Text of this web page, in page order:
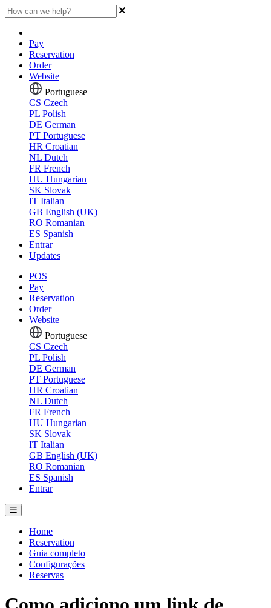
Pay
Reservation
Order
Website
Portuguese
CS Czech
PL Polish
DE German
PT Portuguese
HR Croatian
NL Dutch
FR French
HU Hungarian
SK Slovak
IT Italian
GB English (UK)
RO Romanian
ES Spanish
Entrar
Updates
POS
Pay
Reservation
Order
Website
Portuguese
CS Czech
PL Polish
DE German
PT Portuguese
HR Croatian
NL Dutch
FR French
HU Hungarian
SK Slovak
IT Italian
GB English (UK)
RO Romanian
ES Spanish
Entrar
Home
Reservation
Guia completo
Configurações
Reservas